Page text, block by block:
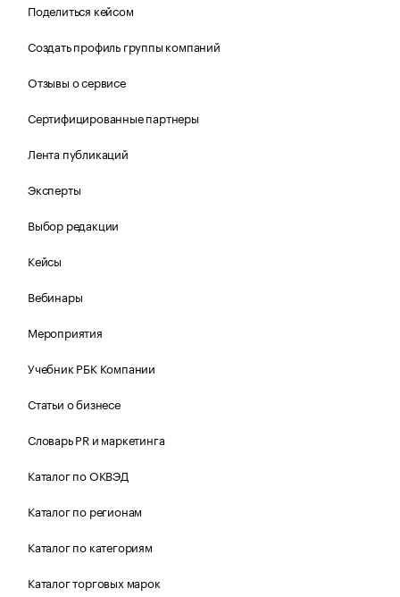
Поделиться кейсом
Создать профиль группы компаний
Отзывы о сервисе
Сертифицированные партнеры
Лента публикаций
Эксперты
Выбор редакции
Кейсы
Вебинары
Мероприятия
Учебник РБК Компании
Статьи о бизнесе
Словарь PR и маркетинга
Каталог по ОКВЭД
Каталог по регионам
Каталог по категориям
Каталог торговых марок